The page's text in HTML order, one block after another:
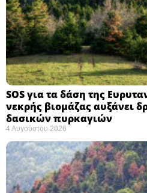
SOS για τα δάση της
νεκρής βιομάζας αυξάνει
δασικών πυρκαγιών
4 Αυγούστου 2026